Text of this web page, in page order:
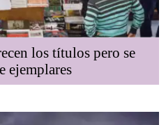
los títulos pero se
ejemplares